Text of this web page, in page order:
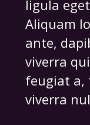
ligula
Aliquam
ante,
viverra
feugiat a,
viverra